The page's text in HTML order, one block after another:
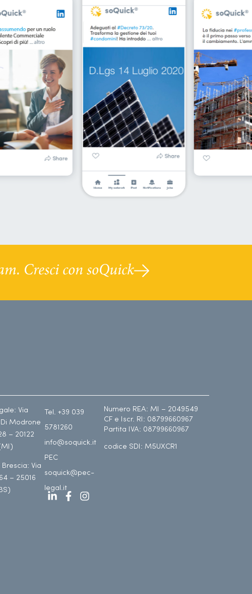
Cresci con soQuick
Via
Modrone
– 20122
Brescia: Via
– 25016
Tel. +39 039
5781260
info@soquick.it
PEC
soquick@pec-
legal.it
Numero REA: MI – 2049549
CF e Iscr. RI: 08799660967
Partita IVA: 08799660967
codice SDI: M5UXCR1